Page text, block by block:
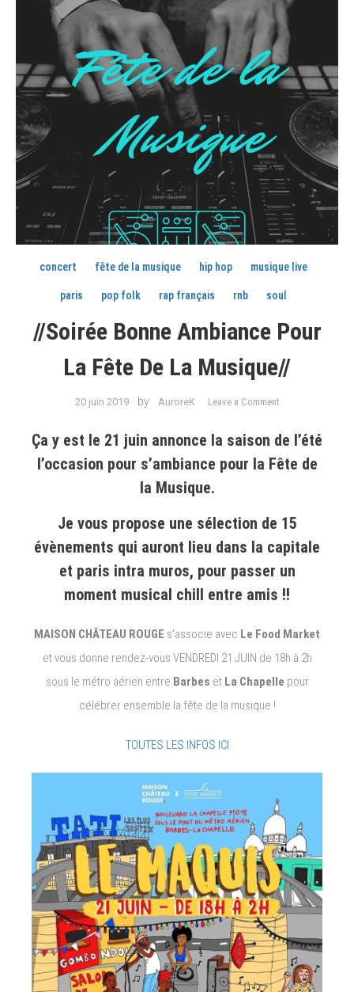
concert fête de la musique hip hop musique live
paris pop folk rap français rnb soul
//Soirée Bonne Ambiance Pour
La Fête De La Musique//
20 juin 2019 by AuroreK Leave a Commenton
Bonne
pour
de
la
Ça y est le 21 juin annonce la saison de l’été
l’occasion pour s’ambiance pour la Fête de
la Musique.
Je vous propose une sélection de 15
évènements qui auront lieu dans la capitale
et paris intra muros, pour passer un
moment musical chill entre amis !!
MAISON CHÂTEAU ROUGE s’associe avec Le Food Market
et vous donne rendez-vous VENDREDI 21 JUIN de 18h à 2h
sous le métro aérien entre Barbes et La Chapelle pour
célébrer ensemble la fête de la musique !
TOUTES LES INFOS ICI